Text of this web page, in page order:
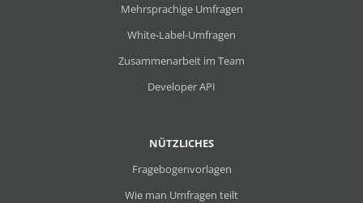
NÜTZLICHES
Fragebogenvorlagen
Wie man Umfragen teilt
Mehrsprachige Umfragen
White-Label-Umfragen
Zusammenarbeit im Team
Developer API